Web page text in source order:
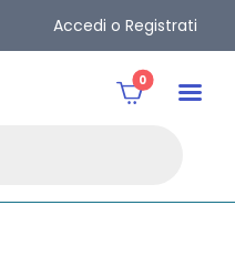
Accedi o Registrati
0